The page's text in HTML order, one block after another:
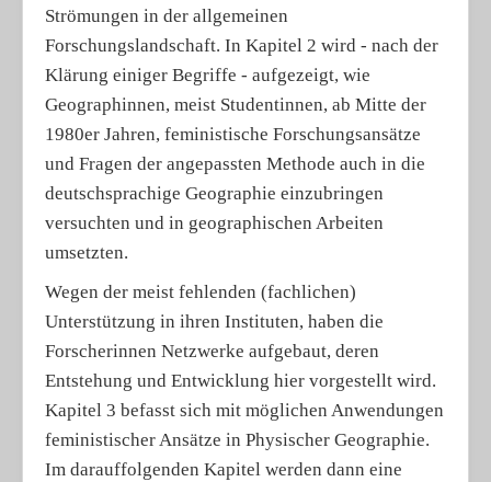
Strömungen in der allgemeinen
Forschungslandschaft. In Kapitel 2 wird - nach der
Klärung einiger Begriffe - aufgezeigt, wie
Geographinnen, meist Studentinnen, ab Mitte der
1980er Jahren, feministische Forschungsansätze
und Fragen der angepassten Methode auch in die
deutschsprachige Geographie einzubringen
versuchten und in geographischen Arbeiten
umsetzten.
Wegen der meist fehlenden (fachlichen)
Unterstützung in ihren Instituten, haben die
Forscherinnen Netzwerke aufgebaut, deren
Entstehung und Entwicklung hier vorgestellt wird.
Kapitel 3 befasst sich mit möglichen Anwendungen
feministischer Ansätze in Physischer Geographie.
Im darauffolgenden Kapitel werden dann eine